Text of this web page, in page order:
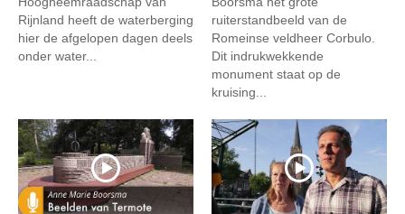
Rijnland heeft de waterberging
hier de afgelopen dagen deels
onder water...
ruiterstandbeeld van de
Romeinse veldheer Corbulo.
Dit indrukwekkende
monument staat op de
kruising...